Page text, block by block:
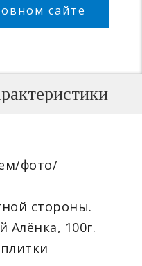
сайте
фото/
стороны.
100г.